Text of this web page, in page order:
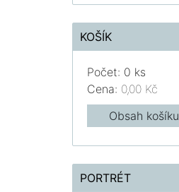
KOŠÍK
Počet: 0 ks
Cena: 0,00 Kč
Obsah košíku
PORTRÉT